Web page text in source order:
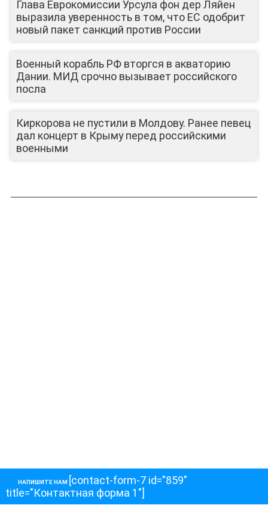
Глава Еврокомиссии Урсула фон дер Ляйен
выразила уверенность в том, что ЕС одобрит
новый пакет санкций против России
Военный корабль РФ вторгся в акваторию
Дании. МИД срочно вызывает российского
посла
Киркорова не пустили в Молдову. Ранее певец
дал концерт в Крыму перед российскими
военными
НАПИШИТЕ НАМ [contact-form-7 id="859"
title="Контактная форма 1"]